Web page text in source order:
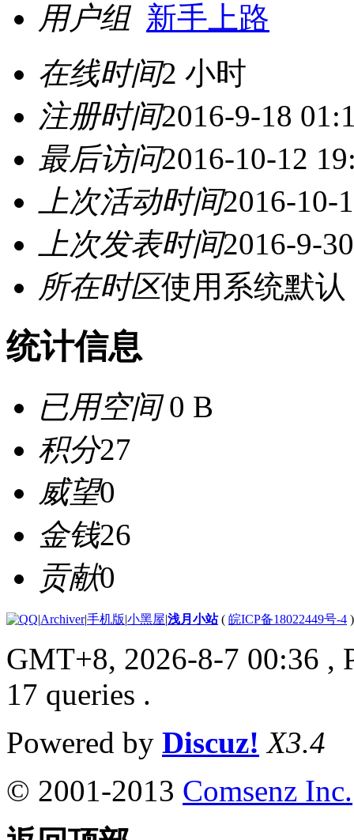
用户组 新手上路
在线时间2 小时
注册时间2016-9-18
最后访问2016-10-12
上次活动时间2016-10-
上次发表时间2016-9-
所在时区使用系统默认
统计信息
已用空间0 B
积分27
威望0
金钱26
贡献0
|Archiver|手机版|小黑屋|浅月小站( 皖ICP备18022449号-4 )
GMT+8, 2026-8-7 00:36 ,
17 queries .
Powered by Discuz! X3.4
© 2001-2013 Comsenz Inc.